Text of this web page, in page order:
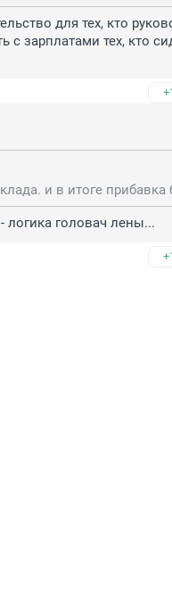
для тех, кто
зарплатами тех, кто
головач лены...